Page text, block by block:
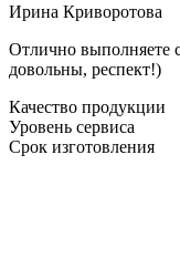
Ирина Криворотова
Отлично выполняете
довольны, респект!)
Качество продукции
Уровень сервиса
Срок изготовления